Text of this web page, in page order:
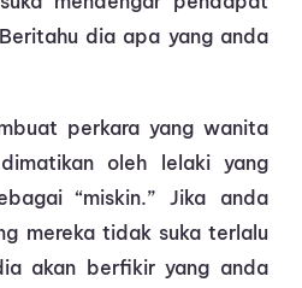
dia apa yang anda
perkara yang wanita
oleh lelaki yang
“miskin.” Jika anda
mereka tidak suka terlalu
akan berfikir yang anda